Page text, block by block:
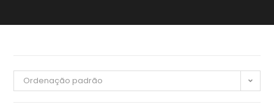
Ordenação padrão